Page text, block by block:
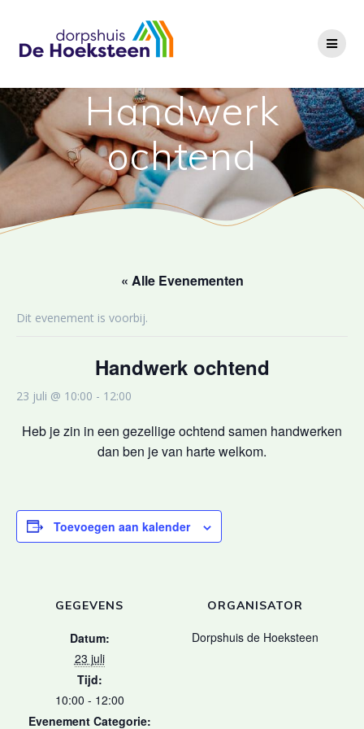
Handwerk
ochtend
« Alle Evenementen
Dit evenement is voorbij.
Handwerk ochtend
23 juli @ 10:00 - 12:00
Heb je zin in een gezellige ochtend samen handwerken
dan ben je van harte welkom.
Toevoegen aan kalender
GEGEVENS
Datum:
23 juli
Tijd:
10:00 - 12:00
Evenement Categorie:
ORGANISATOR
Dorpshuis de Hoeksteen